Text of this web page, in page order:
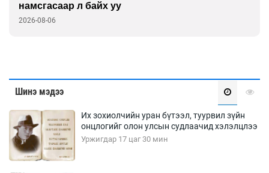
намсгасаар л байх уу
2026-08-06
Шинэ мэдээ
Их зохиолчийн уран бүтээл, туурвил зүйн
онцлогийг олон улсын судлаачид хэлэлцлээ
Уржигдар 17 цаг 30 мин